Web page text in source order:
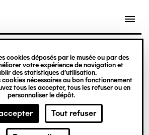
cookies déposés par le musée ou par des
votre expérience de navigation et
des statistiques d’utilisation.
cookies nécessaires au bon fonctionnement
tous les accepter, tous les refuser ou en
personnaliser le dépôt.
Tout refuser